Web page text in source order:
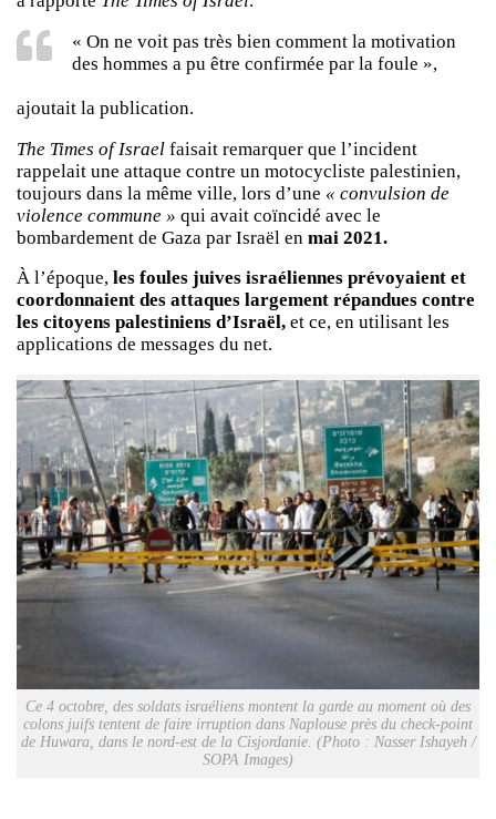
« On ne voit pas très bien comment la motivation
des hommes a pu être confirmée par la foule »,
ajoutait la publication.
The Times of Israel faisait remarquer que l’incident
rappelait une attaque contre un motocycliste palestinien,
toujours dans la même ville, lors d’une « convulsion de
violence commune » qui avait coïncidé avec le
bombardement de Gaza par Israël en mai 2021.
À l’époque, les foules juives israéliennes prévoyaient et
coordonnaient des attaques largement répandues contre
les citoyens palestiniens d’Israël, et ce, en utilisant les
applications de messages du net.
Ce 4 octobre, des soldats israéliens montent la garde au moment où des
colons juifs tentent de faire irruption dans Naplouse près du check-point
de Huwara, dans le nord-est de la Cisjordanie. (Photo : Nasser Ishayeh /
SOPA Images)